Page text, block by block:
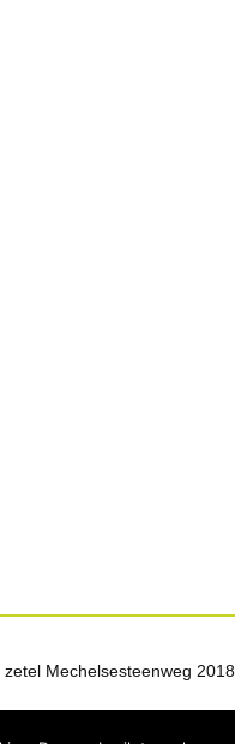
zetel Mechelsesteenweg